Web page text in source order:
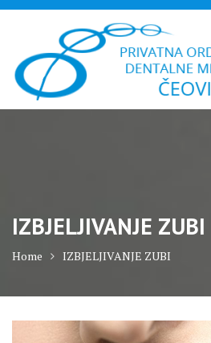
Skip
IZBJELJIVANJE ZUBI
Home IZBJELJIVANJE ZUBI